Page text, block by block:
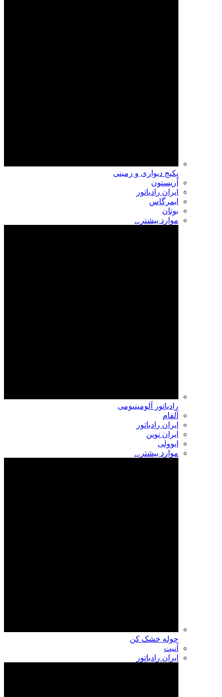
پکیج دیواری و زمینی
آریستون
ایران رادیاتور
ایمرگاس
بوتان
موارد بیشتر...
رادیاتور آلومینیومی
آلفام
ایران رادیاتور
ایران نوین
ایوولی
موارد بیشتر...
حوله خشک کن
آنیت
ایران رادیاتور